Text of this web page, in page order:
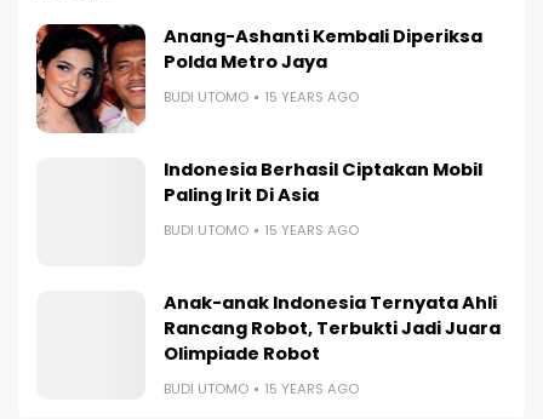
Anang-Ashanti Kembali Diperiksa
Polda Metro Jaya
BUDI UTOMO 15 YEARS AGO
Indonesia Berhasil Ciptakan Mobil
Paling Irit Di Asia
BUDI UTOMO 15 YEARS AGO
Anak-anak Indonesia Ternyata Ahli
Rancang Robot, Terbukti Jadi Juara
Olimpiade Robot
BUDI UTOMO 15 YEARS AGO